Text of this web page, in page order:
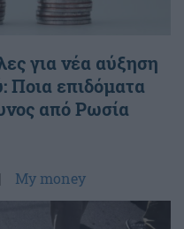
για νέα αύξηση
Ποια επιδόματα
από Ρωσία
My money